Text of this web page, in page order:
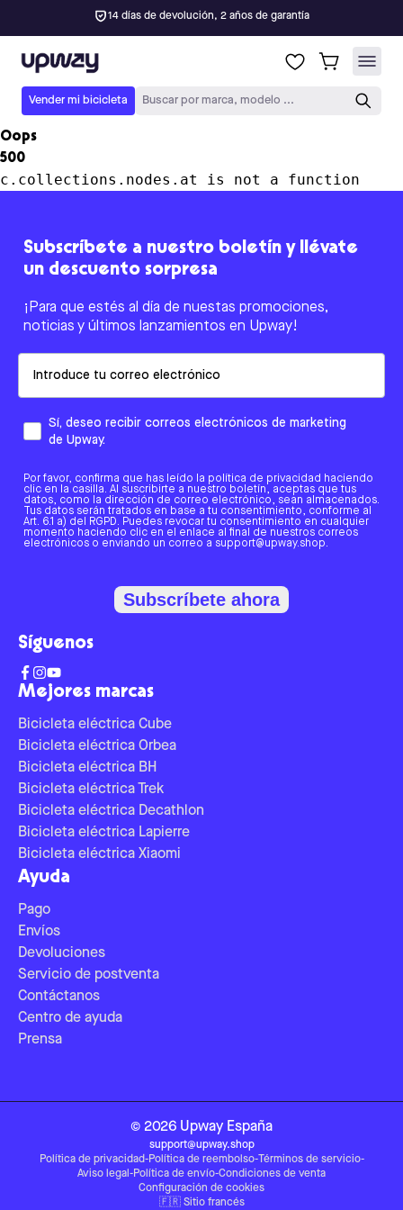
14 días de devolución, 2 años de garantía
Upway
Vender mi bicicleta Buscar por marca, modelo ...
Oops
500
c.collections.nodes.at is not a function
Mejores marcas
Bicicleta eléctrica Cube
Bicicleta eléctrica Orbea
Bicicleta eléctrica BH
Bicicleta eléctrica Trek
Bicicleta eléctrica Decathlon
Bicicleta eléctrica Lapierre
Bicicleta eléctrica Xiaomi
Ayuda
Pago
Envíos
Devoluciones
Servicio de postventa
Contáctanos
Centro de ayuda
Prensa
Subscríbete a nuestro boletín y llévate
un descuento sorpresa
¡Para que estés al día de nuestas promociones,
noticias y últimos lanzamientos en Upway!
Sí, deseo recibir correos electrónicos de marketing
de Upway.
Por favor, confirma que has leído la política de privacidad haciendo
clic en la casilla. Al suscribirte a nuestro boletín, aceptas que tus
datos, como la dirección de correo electrónico, sean almacenados.
Tus datos serán tratados en base a tu consentimiento, conforme al
Art. 6.1 a) del RGPD. Puedes revocar tu consentimiento en cualquier
momento haciendo clic en el enlace al final de nuestros correos
electrónicos o enviando un correo a support@upway.shop.
Subscríbete ahora
Síguenos
© 2026 Upway España
support@upway.shop
Política de privacidad-Política de reembolso-Términos de servicio-
Aviso legal -Política de envío-Condiciones de venta
Configuración de cookies
🇫🇷 Sitio francés